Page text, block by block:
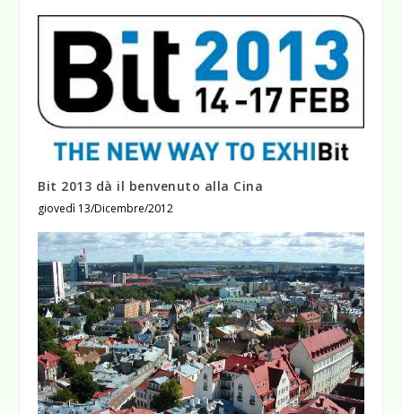
Bit 2013 dà il benvenuto alla Cina
giovedì 13/Dicembre/2012